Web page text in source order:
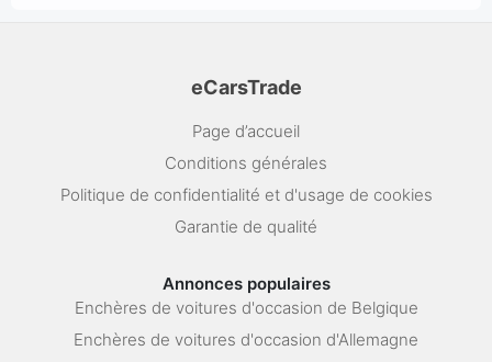
eCarsTrade
Page d’accueil
Conditions générales
Politique de confidentialité et d'usage de cookies
Garantie de qualité
Annonces populaires
Enchères de voitures d'occasion de Belgique
Enchères de voitures d'occasion d'Allemagne